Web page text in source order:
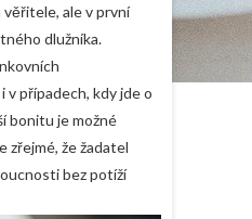
ale v první
dlužníka.
v případech, kdy jde o
bonitu je možné
zřejmé, že žadatel
bez potíží